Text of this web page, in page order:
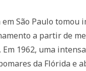
São Paulo tomou
a partir de
Em 1962, uma
da Flórida e